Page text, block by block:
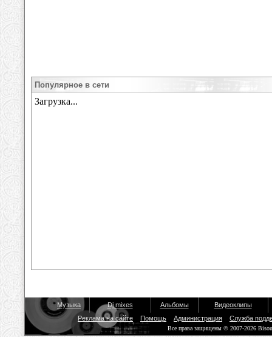
Популярное в сети
Музыка Dj mixes Альбомы
Видеоклипы
Реклама на сайте
Помощь Администрация Служба
Все права защищены © 2007-2026